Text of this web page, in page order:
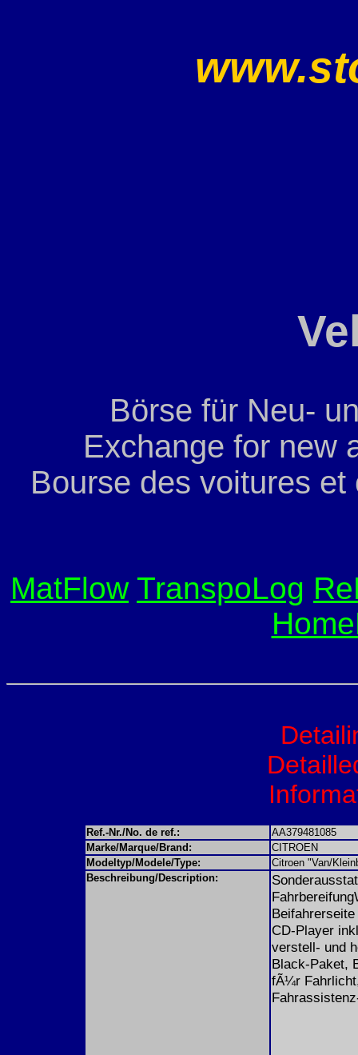
Börse für Neu-
Exchange for new
Bourse des voitures
MatFlow TranspoLog
Ref.-Nr./No. de ref.:
AA379481085
Marke/Marque/Brand:
CITROEN
Modeltyp/Modele/Type:
Citroen "Van/
Beschreibung/Description:
CD-Player
verstell- und
Black-Paket,
fÃ¼r